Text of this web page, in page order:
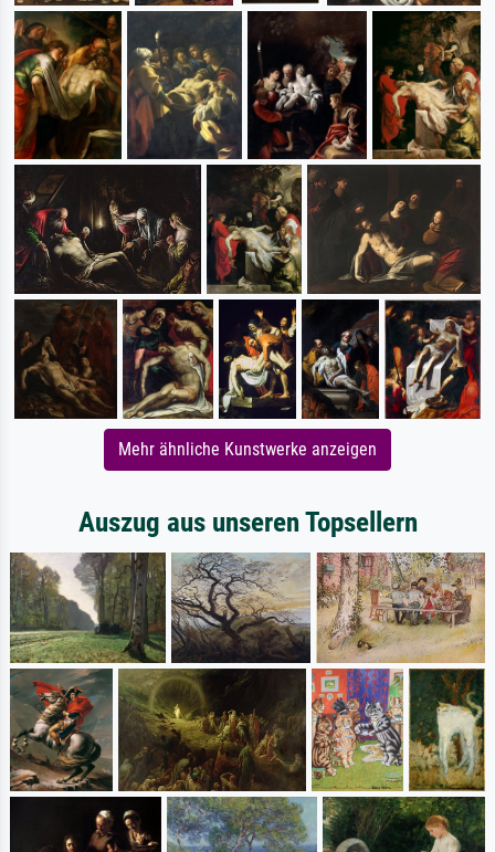
Mehr ähnliche Kunstwerke anzeigen
Auszug aus unseren Topsellern